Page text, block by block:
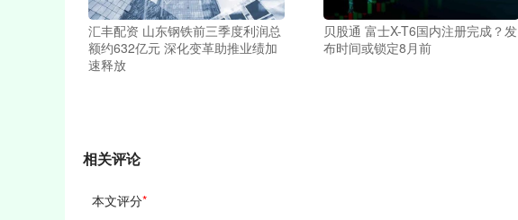
汇丰配资 山东钢铁前三季度利润总
额约632亿元 深化变革助推业绩加
速释放
贝股通 富士X-T6国内注册完成？发
布时间或锁定8月前
相关评论
本文评分*